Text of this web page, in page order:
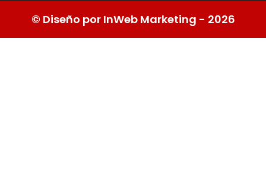
© Diseño por InWeb Marketing - 2026